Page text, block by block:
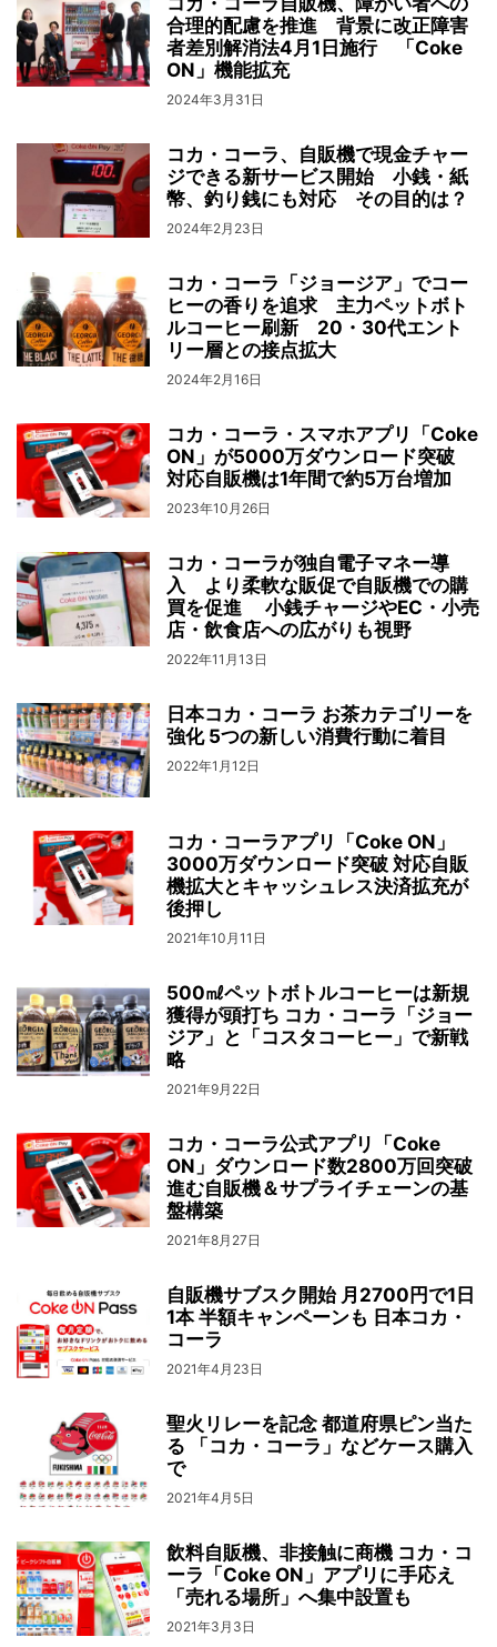
合理的配慮を推進 背景に改正障害
者差別解消法4月1日施行 「Coke
ON」機能拡充
2024年3月31日
コカ・コーラ、自販機で現金チャー
ジできる新サービス開始 小銭・紙
幣、釣り銭にも対応 その目的は？
2024年2月23日
コカ・コーラ「ジョージア」でコー
ヒーの香りを追求 主力ペットボト
ルコーヒー刷新 20・30代エント
リー層との接点拡大
2024年2月16日
コカ・コーラ・スマホアプリ「Coke
ON」が5000万ダウンロード突破
対応自販機は1年間で約5万台増加
2023年10月26日
コカ・コーラが独自電子マネー導
入 より柔軟な販促で自販機での購
買を促進 小銭チャージやEC・小売
店・飲食店への広がりも視野
2022年11月13日
日本コカ・コーラ お茶カテゴリーを
強化 5つの新しい消費行動に着目
2022年1月12日
コカ・コーラアプリ「Coke ON」
3000万ダウンロード突破 対応自販
機拡大とキャッシュレス決済拡充が
後押し
2021年10月11日
500㎖ペットボトルコーヒーは新規
獲得が頭打ち コカ・コーラ「ジョー
ジア」と「コスタコーヒー」で新戦
略
2021年9月22日
コカ・コーラ公式アプリ「Coke
ON」ダウンロード数2800万回突破
進む自販機＆サプライチェーンの基
盤構築
2021年8月27日
自販機サブスク開始 月2700円で1日
1本 半額キャンペーンも 日本コカ・
コーラ
2021年4月23日
聖火リレーを記念 都道府県ピン当た
る 「コカ・コーラ」などケース購入
で
2021年4月5日
飲料自販機、非接触に商機 コカ・コ
ーラ「Coke ON」アプリに手応え
「売れる場所」へ集中設置も
2021年3月3日